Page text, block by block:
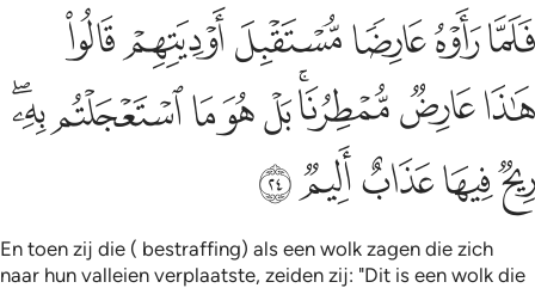
فلما راوه عارضا مستقبل اوديتهم قالوا هاذا عارض ممطرنا بل هو ما
فَلَمَّا رَأَوْهُ عَارِضًۭا مُّسْتَقْبِلَ أَوْدِيَتِهِمْ قَالُوا۟ هَـٰذَا عَارِضٌۭ مُّمْطِرُنَا
ﱷﱸﱹﱺﱻﱼ
ﱽﱾﱿﲀﲁﲂﲃﲄﲅﲆ
ﲇﲈﲉﲊﲋ
En toen zij die ( bestraffing) als een wolk zagen die zich
naar hun valleien verplaatste, zeiden zij: "Dit is een wolk die